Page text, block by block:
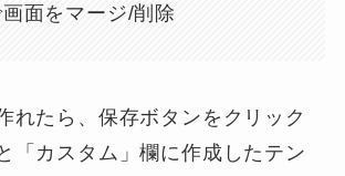
画面をマージ/削除
れたら、保存ボタンをクリック
「カスタム」欄に作成したテン